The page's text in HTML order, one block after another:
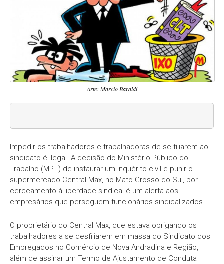
Arte: Marcio Baraldi
Impedir os trabalhadores e trabalhadoras de se filiarem ao
sindicato é ilegal. A decisão do Ministério Público do
Trabalho (MPT) de instaurar um inquérito civil e punir o
supermercado Central Max, no Mato Grosso do Sul, por
cerceamento à liberdade sindical é um alerta aos
empresários que perseguem funcionários sindicalizados.
O proprietário do Central Max, que estava obrigando os
trabalhadores a se desfiliarem em massa do Sindicato dos
Empregados no Comércio de Nova Andradina e Região,
além de assinar um Termo de Ajustamento de Conduta